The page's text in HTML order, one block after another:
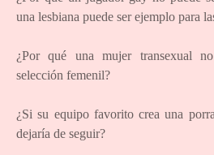
una lesbiana puede ser ejemplo para
¿Por qué una mujer transexual
selección femenil?
¿Si su equipo favorito crea una
dejaría de seguir?